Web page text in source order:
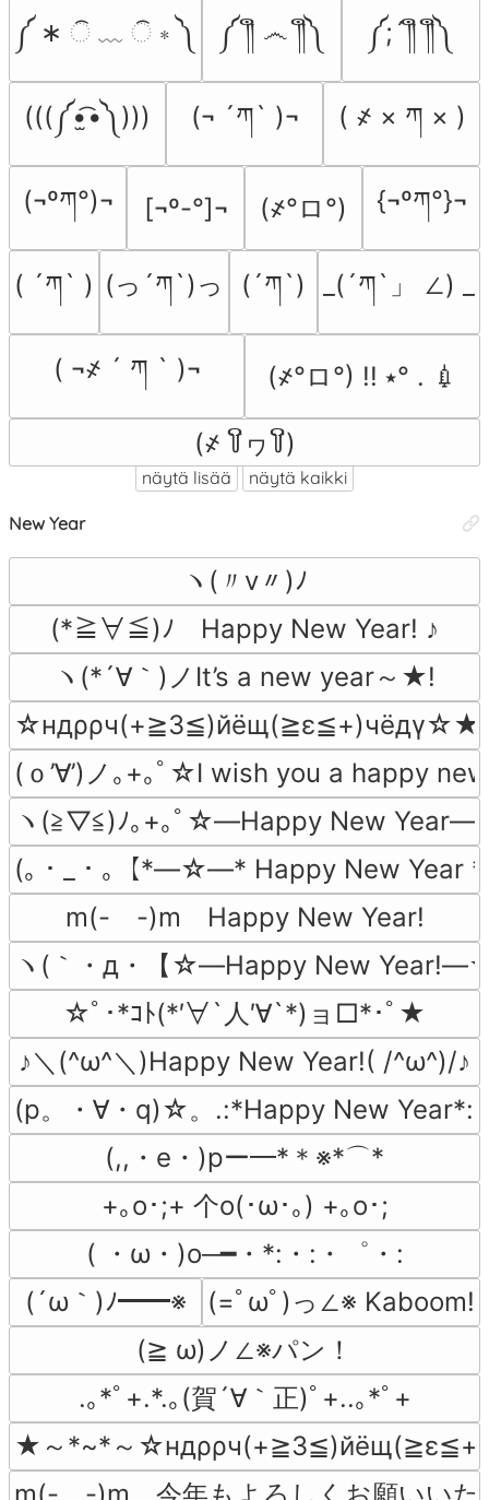
༼ ∗ ି ﹏ ି ∗ ༽ ༼ ༎ຶ ෴ ༎ຶ༽ ༼;´༎ຶ ༎ຶ༽
(((༼•̫͡•༽))) (¬ ´ཀ` )¬ ( ҂ × ཀ × )
(¬ºཀ°)¬ [¬º-°]¬ (҂°ロ°) {¬ºཀ°}¬
( ´ཀ` ) (っ´ཀ`)っ (´ཀ`) _(´ཀ`」 ∠) _
( ¬҂ ´ ཀ ` )¬ (҂°ロ°) !! ⭑° . 💉
(҂ ꒦ິヮ꒦ິ)
näytä lisää näytä kaikki
New Year
ヽ(〃v〃)ﾉ
(*≧∀≦)ﾉ　Happy New Year! ♪
ヽ(*´∀｀)ノIt’s a new year～★!
☆ндρρч(+≧3≦)йёщ(≧ε≦+)чёдγ☆★
(ｏ’∀’)ノ｡+｡ﾟ☆I wish you a happy
ヽ(≧▽≦)ﾉ｡+｡ﾟ☆―Happy New
(｡・_・｡【*―☆―* Happy New Year
m(-　-)m　Happy New Year!
ヽ(｀・д・【☆―Happy New
☆ﾟ･*ｺﾄ(*′∀`人′∀`*)ョ□*･ﾟ★
♪＼(^ω^＼)Happy New Year!( /^ω^)/♪
(p。・∀・q)☆。.:*Happy New
(,,・e・)pー━*＊※*⌒*
+｡ο･;+ 个o(･ω･｡) +｡ο･;
( ・ω・)o─━・*:・:・゜・:
(´ω｀)ﾉ━━※
(=ﾟωﾟ)っ∠※ Kaboom!
(≧ ω)ノ∠※パン！
.｡*ﾟ+.*.｡(賀´∀｀正)ﾟ+..｡*ﾟ+
★～*~*～